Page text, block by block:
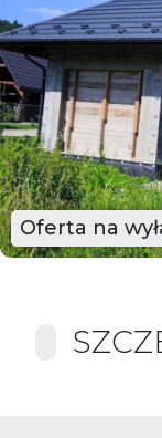
Oferta na